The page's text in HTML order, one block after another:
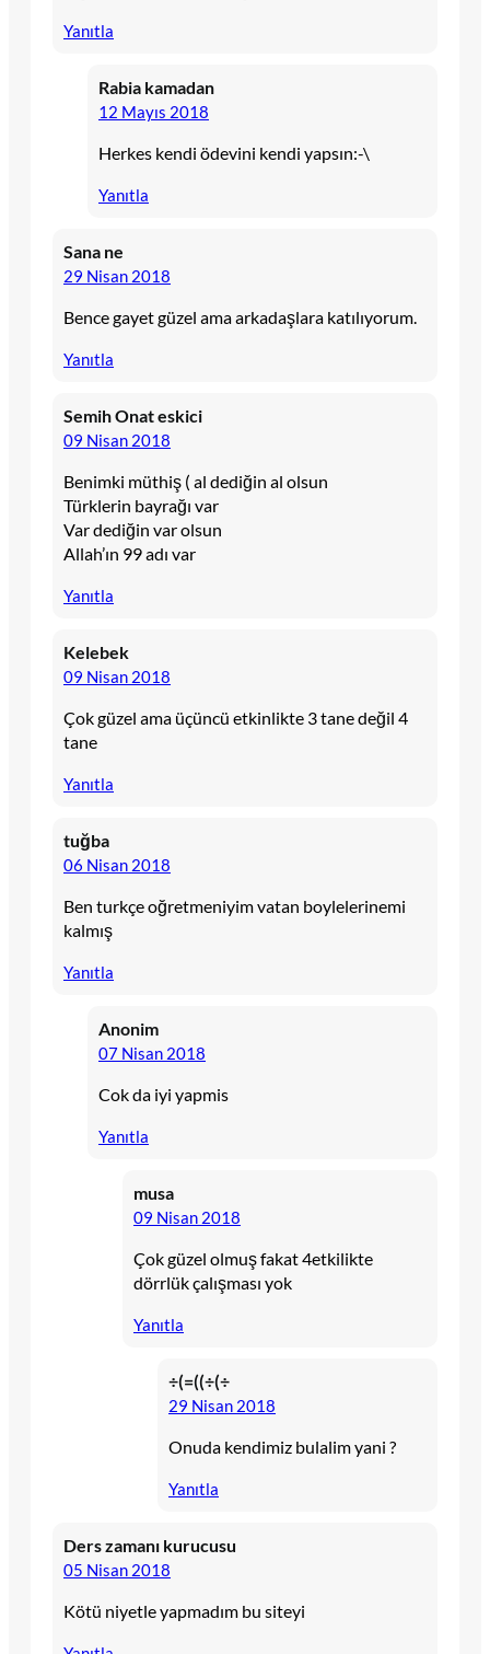
Yanıtla
Rabia kamadan
12 Mayıs 2018
Herkes kendi ödevini kendi yapsın:-\
Yanıtla
Sana ne
29 Nisan 2018
Bence gayet güzel ama arkadaşlara katılıyorum.
Yanıtla
Semih Onat eskici
09 Nisan 2018
Benimki müthiş ( al dediğin al olsun
Türklerin bayrağı var
Var dediğin var olsun
Allah’ın 99 adı var
Yanıtla
Kelebek
09 Nisan 2018
Çok güzel ama üçüncü etkinlikte 3 tane değil 4
tane
Yanıtla
tuğba
06 Nisan 2018
Ben turkçe oğretmeniyim vatan boylelerinemi
kalmış
Yanıtla
Anonim
07 Nisan 2018
Cok da iyi yapmis
Yanıtla
musa
09 Nisan 2018
Çok güzel olmuş fakat 4etkilikte
dörrlük çalışması yok
Yanıtla
÷(=((÷(÷
29 Nisan 2018
Onuda kendimiz bulalim yani ?
Yanıtla
Ders zamanı kurucusu
05 Nisan 2018
Kötü niyetle yapmadım bu siteyi